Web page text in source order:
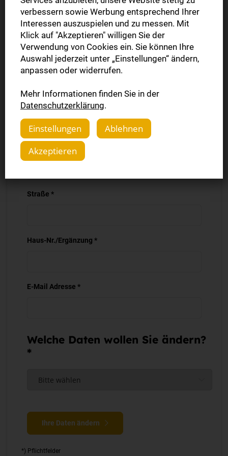
Nachname *
Firma
PLZ *
Ort *
Straße *
Haus-Nr./Ergänzung *
E-Mail Adresse *
Welche Daten wollen Sie ändern?
*
Ihre Daten ändern
*) Pflichtfelder
verbessern sowie Werbung entsprechend Ihrer
Interessen auszuspielen und zu messen. Mit
Klick auf "Akzeptieren" willigen Sie der
Verwendung von Cookies ein. Sie können Ihre
Auswahl jederzeit unter „Einstellungen“ ändern,
anpassen oder widerrufen.
Mehr Informationen finden Sie in der
Datenschutzerklärung.
Einstellungen
Ablehnen
Akzeptieren